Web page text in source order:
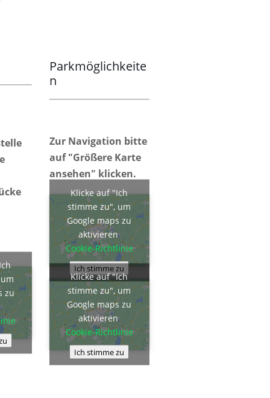
zu
Parkmöglichkeite
n
Zur Navigation bitte
auf "Größere Karte
ansehen" klicken.
Klicke auf "Ich
stimme zu", um
Google maps zu
aktivieren
Cookie-Richtlinie
Ich stimme zu
Klicke auf "Ich
stimme zu", um
Google maps zu
aktivieren
Cookie-Richtlinie
Ich stimme zu